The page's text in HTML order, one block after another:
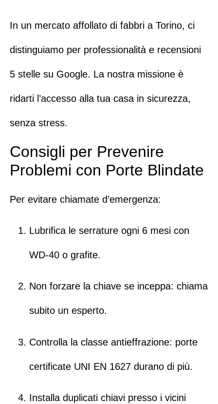
In un mercato affollato di fabbri a Torino, ci
distinguiamo per professionalità e recensioni
5 stelle su Google. La nostra missione è
ridarti l’accesso alla tua casa in sicurezza,
senza stress.
Consigli per Prevenire
Problemi con Porte Blindate
Per evitare chiamate d’emergenza:
Lubrifica le serrature ogni 6 mesi con
WD-40 o grafite.
Non forzare la chiave se inceppa: chiama
subito un esperto.
Controlla la classe antieffrazione: porte
certificate UNI EN 1627 durano di più.
Installa duplicati chiavi presso i vicini